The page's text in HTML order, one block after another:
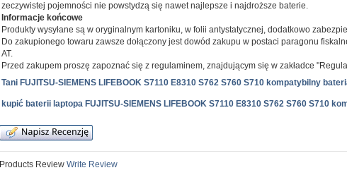
zeczywistej pojemności nie powstydzą się nawet najlepsze i najdroższe baterie.
Informacje końcowe
Produkty wysyłane są w oryginalnym kartoniku, w folii antystatycznej, dodatkowo
Do zakupionego towaru zawsze dołączony jest dowód zakupu w postaci paragonu
AT.
Przed zakupem proszę zapoznać się z regulaminem, znajdującym się w zakładce
Tani FUJITSU-SIEMENS LIFEBOOK S7110 E8310 S762 S760 S710 kompatybilny
kupić baterii laptopa FUJITSU-SIEMENS LIFEBOOK S7110 E8310 S762 S760 S710
Products Review Write Review